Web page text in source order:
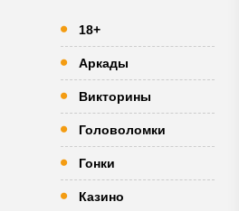
18+
Аркады
Викторины
Головоломки
Гонки
Казино